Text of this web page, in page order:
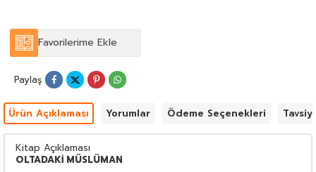
Favorilerime Ekle
Paylaş
Ürün Açıklaması Yorumlar Ödeme Seçenekleri
Kitap Açıklaması
OLTADAKİ MÜSLÜMAN